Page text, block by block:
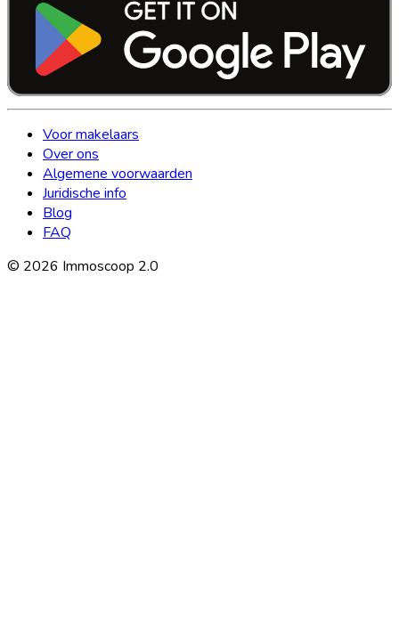
Voor makelaars
Over ons
Algemene voorwaarden
Juridische info
Blog
FAQ
© 2026 Immoscoop 2.0